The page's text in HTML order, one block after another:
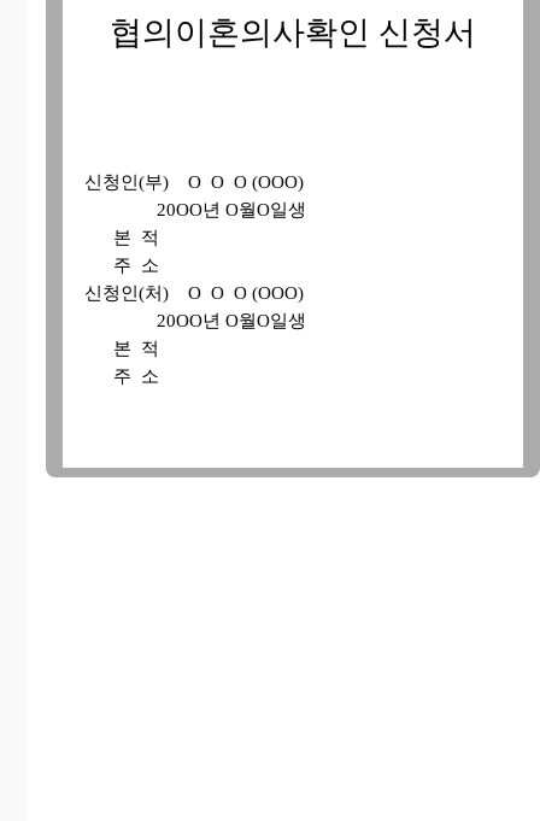
협의이혼의사확인 신청서
신청인(부) O O O (OOO)
20OO년 O월O일생
본 적
주 소
신청인(처) O O O (OOO)
20OO년 O월O일생
본 적
주 소